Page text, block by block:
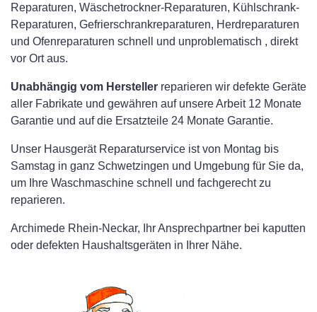
Reparaturen, Wäschetrockner-Reparaturen, Kühlschrank-
Reparaturen, Gefrierschrankreparaturen, Herdreparaturen
und Ofenreparaturen schnell und unproblematisch , direkt
vor Ort aus.
Unabhängig vom Hersteller reparieren wir defekte Geräte
aller Fabrikate und gewähren auf unsere Arbeit 12 Monate
Garantie und auf die Ersatzteile 24 Monate Garantie.
Unser Hausgerät Reparaturservice ist von Montag bis
Samstag in ganz Schwetzingen und Umgebung für Sie da,
um Ihre Waschmaschine schnell und fachgerecht zu
reparieren.
Archimede Rhein-Neckar, Ihr Ansprechpartner bei kaputten
oder defekten Haushaltsgeräten in Ihrer Nähe.